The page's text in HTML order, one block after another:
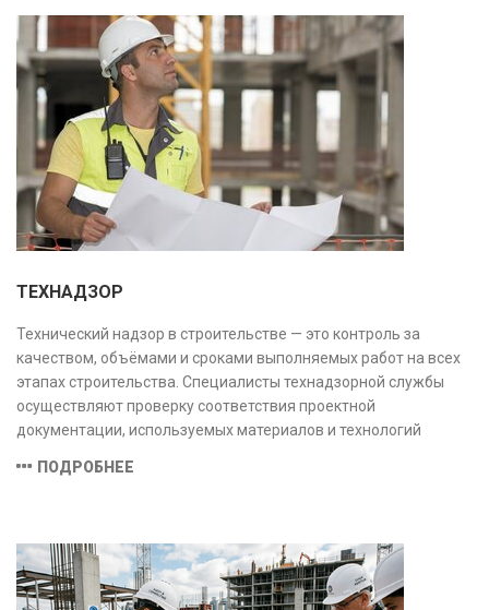
ТЕХНАДЗОР
Технический надзор в строительстве — это контроль за
качеством, объёмами и сроками выполняемых работ на всех
этапах строительства. Специалисты технадзорной службы
осуществляют проверку соответствия проектной
документации, используемых материалов и технологий
безопасность и надёжность объекта.
ПОДРОБНЕЕ